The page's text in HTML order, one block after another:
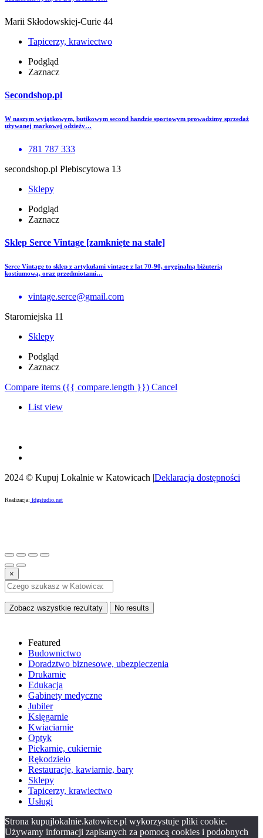
Marii Skłodowskiej-Curie 44
Tapicerzy, krawiectwo
Podgląd
Zaznacz
Secondshop.pl
W naszym wyjątkowym, butikowym second handzie sportowym prowadzimy sprzedaż
używanej markowej odzieży…
781 787 333
secondshop.pl Plebiscytowa 13
Sklepy
Podgląd
Zaznacz
Sklep Serce Vintage [zamknięte na stałe]
Serce Vintage to sklep z artykułami vintage z lat 70-90, oryginalną biżuterią
kostiumową, oraz przedmiotami…
vintage.serce@gmail.com
Staromiejska 11
Sklepy
Podgląd
Zaznacz
Compare items ({{ compare.length }}) Cancel
List view
2024 © Kupuj Lokalnie w Katowicach |Deklaracja dostępności
Realizacja: fdgstudio.net
×
Zobacz wszystkie rezultaty No results
Featured
Budownictwo
Doradztwo biznesowe, ubezpieczenia
Drukarnie
Edukacja
Gabinety medyczne
Jubiler
Księgarnie
Kwiaciarnie
Optyk
Piekarnie, cukiernie
Rękodzieło
Restauracje, kawiarnie, bary
Sklepy
Tapicerzy, krawiectwo
Usługi
Strona kupujlokalnie.katowice.pl wykorzystuje pliki cookie.
Używamy informacji zapisanych za pomocą cookies i podobnych